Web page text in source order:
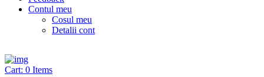
Contul meu
Cosul meu
Detalii cont
Cart: 0 Items